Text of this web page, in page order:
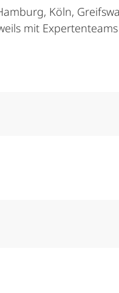
Köln,
mit